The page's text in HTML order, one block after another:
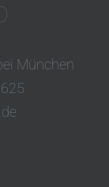
München